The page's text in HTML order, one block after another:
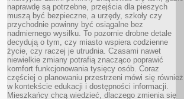
naprawdę są potrzebne, przejścia dla pieszych
muszą być bezpieczne, a urzędy, szkoły czy
przychodnie powinny być osiągalne bez
nadmiernego wysiłku. To pozornie drobne detale
decydują o tym, czy miasto wspiera codzienne
życie, czy raczej je utrudnia. Czasami nawet
niewielkie zmiany potrafią znacząco poprawić
komfort funkcjonowania tysięcy osób. Coraz
częściej o planowaniu przestrzeni mówi się również
w kontekście edukacji i dostępności informacji.
Mieszkańcy chcą wiedzieć, dlaczego zmienia się